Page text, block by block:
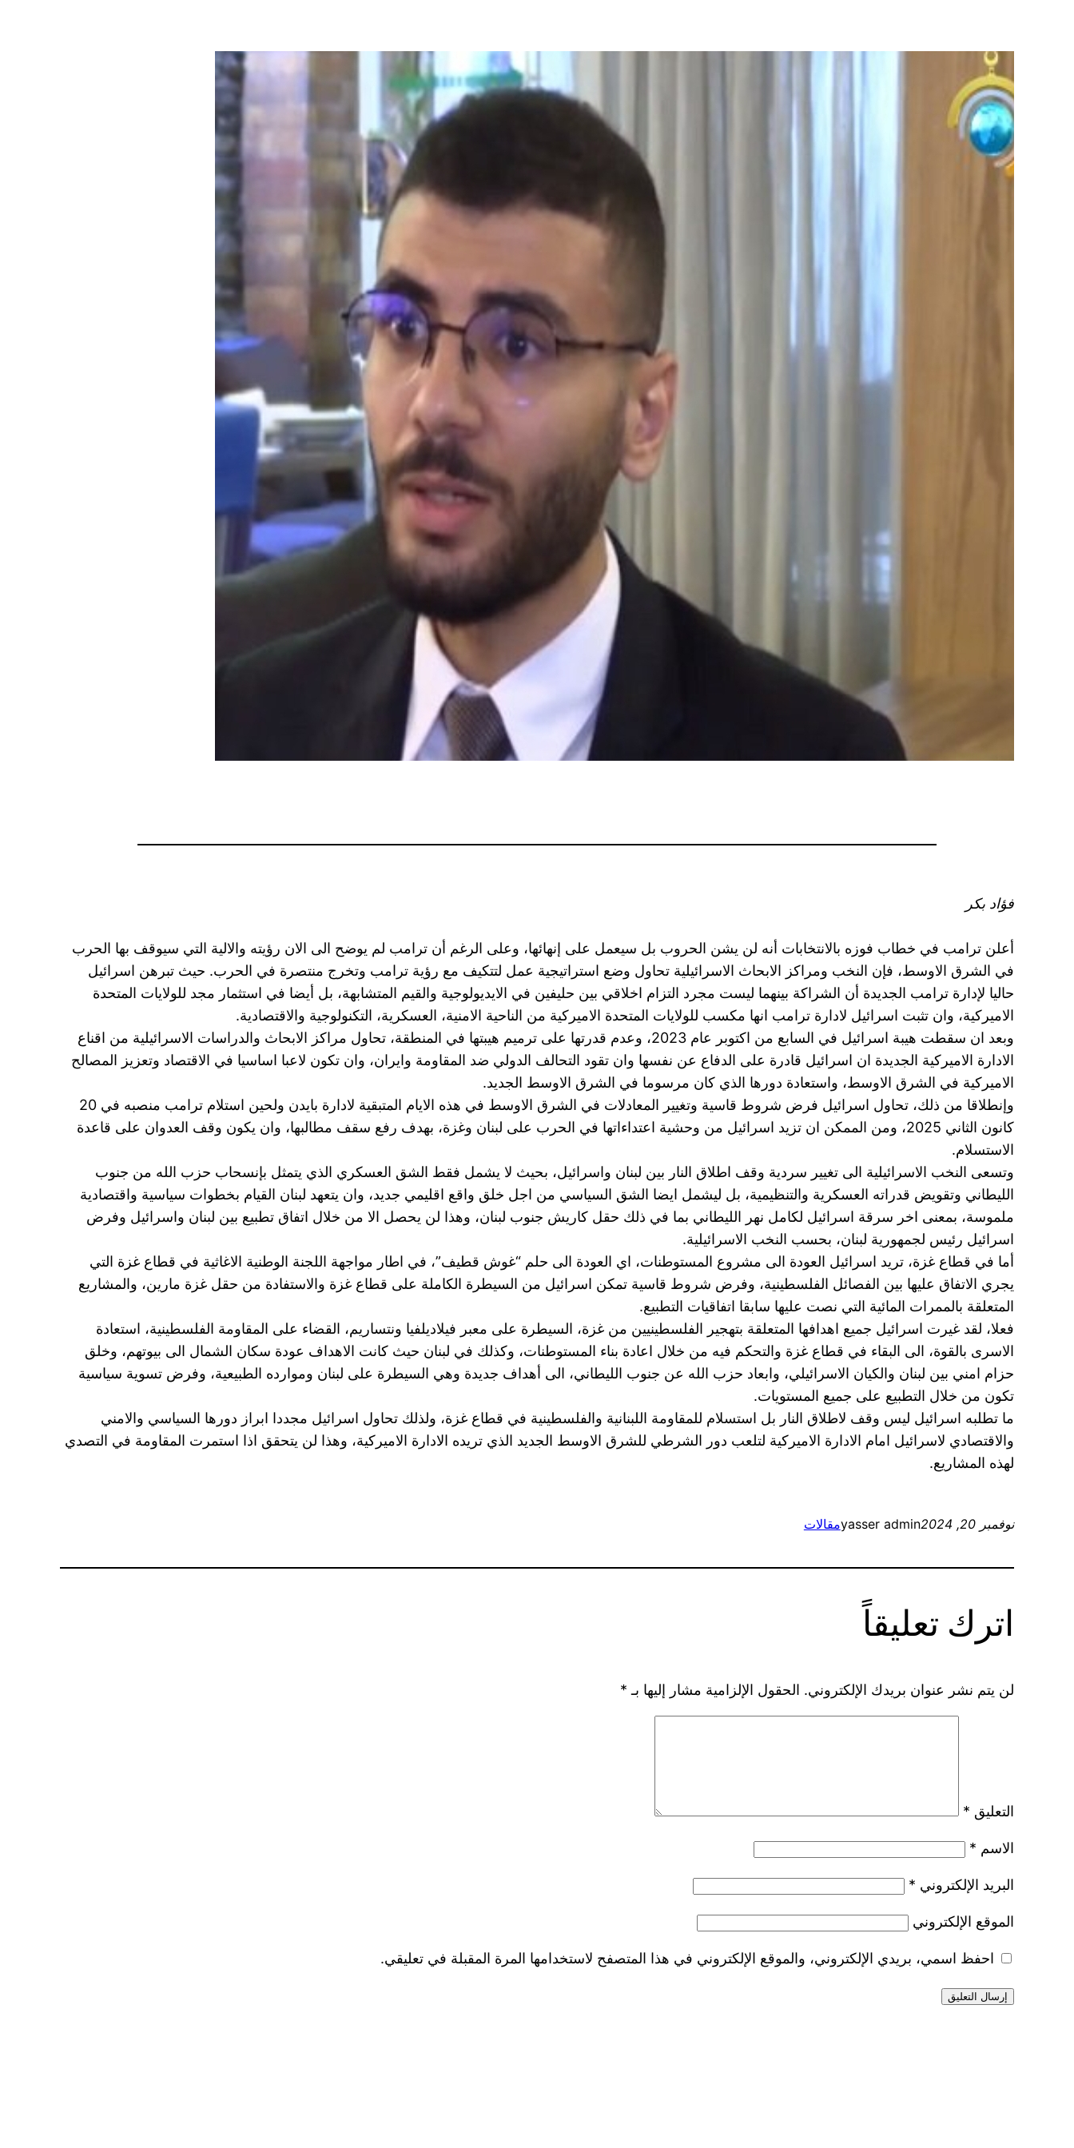
فؤاد بكر
أعلن ترامب في خطاب فوزه بالانتخابات أنه لن يشن الحروب بل سيعمل على إنهائها، وعلى الرغم أن ترامب لم يوضح الى الان رؤيته والالية التي سيوقف بها الحرب
في الشرق الاوسط، فإن النخب ومراكز الابحاث الاسرائيلية تحاول وضع استراتيجية عمل لتتكيف مع رؤية ترامب وتخرج منتصرة في الحرب. حيث تبرهن اسرائيل
حاليا لإدارة ترامب الجديدة أن الشراكة بينهما ليست مجرد التزام اخلاقي بين حليفين في الايديولوجية والقيم المتشابهة، بل أيضا في استثمار مجد للولايات المتحدة
الاميركية، وان تثبت اسرائيل لادارة ترامب انها مكسب للولايات المتحدة الاميركية من الناحية الامنية، العسكرية، التكنولوجية والاقتصادية.
وبعد ان سقطت هيبة اسرائيل في السابع من اكتوبر عام 2023، وعدم قدرتها على ترميم هيبتها في المنطقة، تحاول مراكز الابحاث والدراسات الاسرائيلية من اقناع
الادارة الاميركية الجديدة ان اسرائيل قادرة على الدفاع عن نفسها وان تقود التحالف الدولي ضد المقاومة وايران، وان تكون لاعبا اساسيا في الاقتصاد وتعزيز المصالح
الاميركية في الشرق الاوسط، واستعادة دورها الذي كان مرسوما في الشرق الاوسط الجديد.
وإنطلاقا من ذلك، تحاول اسرائيل فرض شروط قاسية وتغيير المعادلات في الشرق الاوسط في هذه الايام المتبقية لادارة بايدن ولحين استلام ترامب منصبه في 20
كانون الثاني 2025، ومن الممكن ان تزيد اسرائيل من وحشية اعتداءاتها في الحرب على لبنان وغزة، بهدف رفع سقف مطالبها، وان يكون وقف العدوان على قاعدة
الاستسلام.
وتسعى النخب الاسرائيلية الى تغيير سردية وقف اطلاق النار بين لبنان واسرائيل، بحيث لا يشمل فقط الشق العسكري الذي يتمثل بإنسحاب حزب الله من جنوب
الليطاني وتقويض قدراته العسكرية والتنظيمية، بل ليشمل ايضا الشق السياسي من اجل خلق واقع اقليمي جديد، وان يتعهد لبنان القيام بخطوات سياسية واقتصادية
ملموسة، بمعنى اخر سرقة اسرائيل لكامل نهر الليطاني بما في ذلك حقل كاريش جنوب لبنان، وهذا لن يحصل الا من خلال اتفاق تطبيع بين لبنان واسرائيل وفرض
اسرائيل رئيس لجمهورية لبنان، بحسب النخب الاسرائيلية.
أما في قطاع غزة، تريد اسرائيل العودة الى مشروع المستوطنات، اي العودة الى حلم “غوش قطيف”، في اطار مواجهة اللجنة الوطنية الاغاثية في قطاع غزة التي
يجري الاتفاق عليها بين الفصائل الفلسطينية، وفرض شروط قاسية تمكن اسرائيل من السيطرة الكاملة على قطاع غزة والاستفادة من حقل غزة مارين، والمشاريع
المتعلقة بالممرات المائية التي نصت عليها سابقا اتفاقيات التطبيع.
فعلا، لقد غيرت اسرائيل جميع اهدافها المتعلقة بتهجير الفلسطينيين من غزة، السيطرة على معبر فيلاديلفيا ونتساريم، القضاء على المقاومة الفلسطينية، استعادة
الاسرى بالقوة، الى البقاء في قطاع غزة والتحكم فيه من خلال اعادة بناء المستوطنات، وكذلك في لبنان حيث كانت الاهداف عودة سكان الشمال الى بيوتهم، وخلق
حزام امني بين لبنان والكيان الاسرائيلي، وابعاد حزب الله عن جنوب الليطاني، الى أهداف جديدة وهي السيطرة على لبنان وموارده الطبيعية، وفرض تسوية سياسية
تكون من خلال التطبيع على جميع المستويات.
ما تطلبه اسرائيل ليس وقف لاطلاق النار بل استسلام للمقاومة اللبنانية والفلسطينية في قطاع غزة، ولذلك تحاول اسرائيل مجددا ابراز دورها السياسي والامني
والاقتصادي لاسرائيل امام الادارة الاميركية لتلعب دور الشرطي للشرق الاوسط الجديد الذي تريده الادارة الاميركية، وهذا لن يتحقق اذا استمرت المقاومة في التصدي
لهذه المشاريع.
نوفمبر 20, 2024 yasser adminمقالات
اترك تعليقاً
لن يتم نشر عنوان بريدك الإلكتروني. الحقول الإلزامية مشار إليها بـ *
التعليق *
الاسم *
البريد الإلكتروني *
الموقع الإلكتروني
احفظ اسمي، بريدي الإلكتروني، والموقع الإلكتروني في هذا المتصفح لاستخدامها المرة المقبلة في تعليقي.